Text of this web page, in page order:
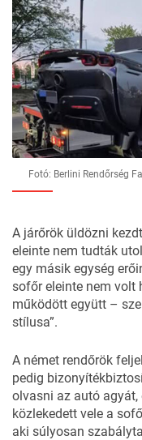
Fotó: Berlini Rendőrség
A járőrök üldözni
eleinte nem tudták
egy másik egység
sofőr eleinte nem volt
működött együtt –
stílusa”.
A német rendőrök
pedig
olvasni az autó
közlekedett vele a
aki súlyosan